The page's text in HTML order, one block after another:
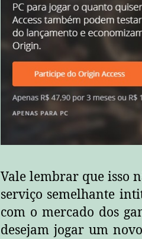
Vale lembrar que isso
serviço semelhante
com o mercado dos
desejam jogar um